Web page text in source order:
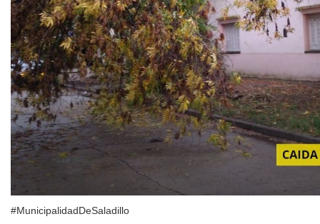
#MunicipalidadDeSaladillo